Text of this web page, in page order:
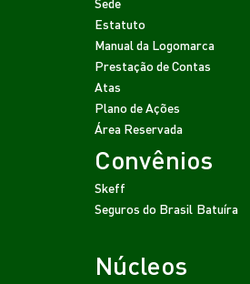
Estatuto
Manual da Logomarca
Prestação de Contas
Atas
Plano de Ações
Área Reservada
Convênios
Skeff
Seguros do Brasil Batuíra
Núcleos